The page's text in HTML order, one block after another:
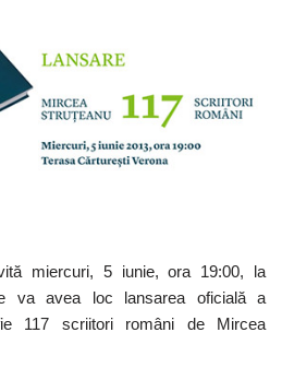
miercuri, 5 iunie, ora 19:00, la
va avea loc lansarea oficială a
117 scriitori români de Mircea